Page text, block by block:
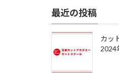
最近の投稿
カッ
2024